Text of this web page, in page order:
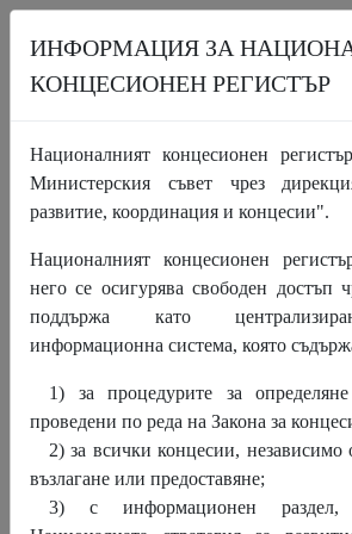
ИНФОРМАЦИОНЕН РАЗДЕЛ
КОНТАКТИ
На 7 май 2025 г. се проведе
Координационния съвет по
ИНФОРМАЦИЯ ЗА
КОНЦЕСИОНЕН РЕГИСТЪР
Националният концесионен
Министерския съвет чрез
развитие, координация и концесии".
Националният концесионен
него се осигурява свободен достъп
поддържа като
информационна система, която
1) за процедурите за
проведени по реда на Закона за
2) за всички концесии, независимо
възлагане или предоставяне;
3) с информационен раздел,